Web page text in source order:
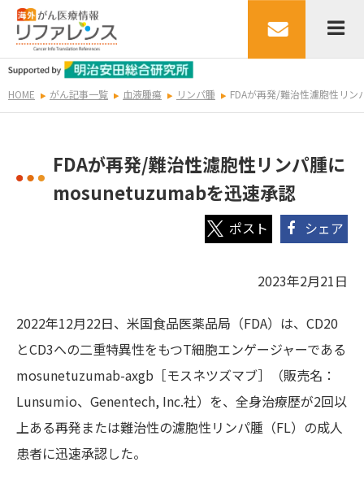
HOME がん記事一覧 血液腫瘍 リンパ腫 FDAが再発/難治性濾胞性リ
FDAが再発/難治性濾胞性リンパ腫に
mosunetuzumabを迅速承認
シェア
2023年2月21日
2022年12月22日、米国食品医薬品局（FDA）は、CD20
とCD3への二重特異性をもつT細胞エンゲージャーである
mosunetuzumab-axgb［モスネツズマブ］（販売名：
Lunsumio、Genentech, Inc.社）を、全身治療歴が2回以
上ある再発または難治性の濾胞性リンパ腫（FL）の成人
患者に迅速承認した。